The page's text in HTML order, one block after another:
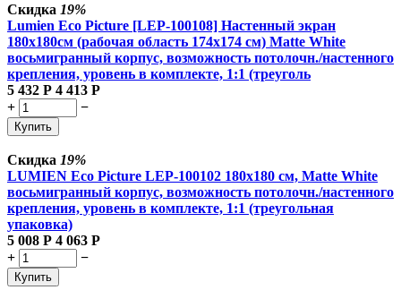
Скидка 19%
Lumien Eco Picture [LEP-100108] Настенный экран
180х180см (рабочая область 174х174 см) Matte White
восьмигранный корпус, возможность потолочн./настенного
крепления, уровень в комплекте, 1:1 (треуголь
5 432 Р 4 413 Р
+
−
Купить
Скидка 19%
LUMIEN Eco Picture LEP-100102 180х180 см, Matte White
восьмигранный корпус, возможность потолочн./настенного
крепления, уровень в комплекте, 1:1 (треугольная
упаковка)
5 008 Р 4 063 Р
+
−
Купить